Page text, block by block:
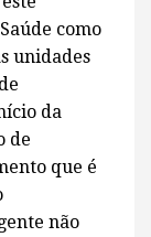
como
unidades
da
de
que é
não